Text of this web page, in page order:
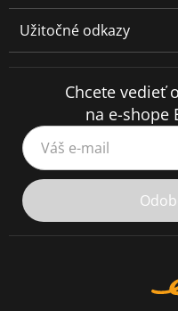
Užitočné odkazy
Chcete vedieť
na e-shope
Váš e-mail